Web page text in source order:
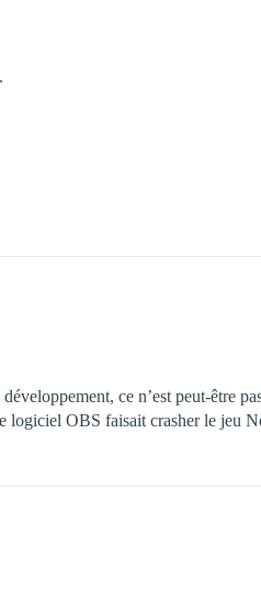
ce n’est peut-être
OBS faisait crasher le jeu